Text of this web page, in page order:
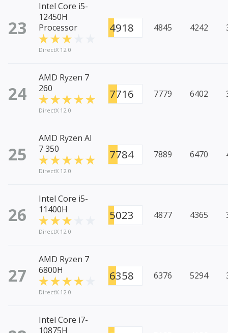
23
Intel Core i5-
12450H
Processor
DirectX 12.0
4918 4845 4242
24
AMD Ryzen 7
260
DirectX 12.0
7716 7779 6402
25
AMD Ryzen AI
7 350
DirectX 12.0
7784 7889 6470
26
Intel Core i5-
11400H
DirectX 12.0
5023 4877 4365
27
AMD Ryzen 7
6800H
DirectX 12.0
6358 6376 5294
Intel Core i7-
10875H